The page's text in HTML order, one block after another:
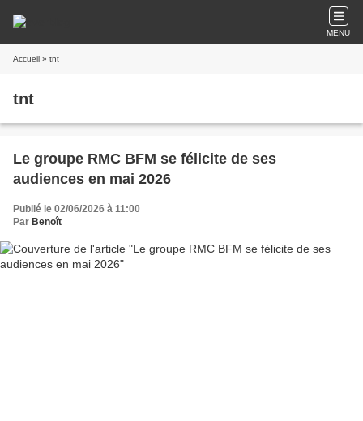
MENU
Accueil » tnt
tnt
Le groupe RMC BFM se félicite de ses
audiences en mai 2026
Publié le 02/06/2026 à 11:00
Par Benoît